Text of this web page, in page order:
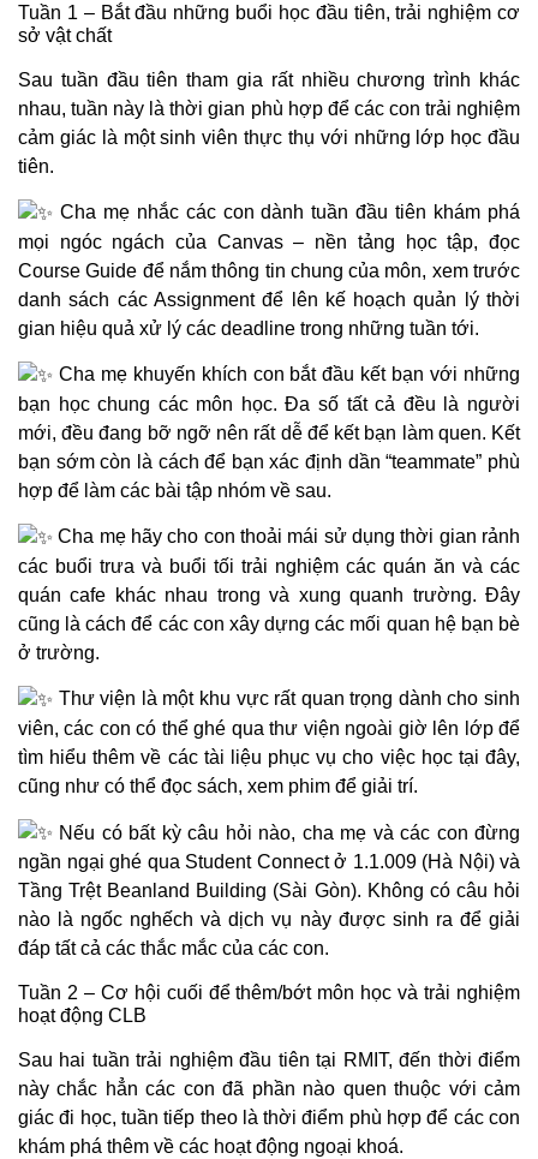
Tuần 1 – Bắt đầu những buổi học đầu tiên, trải nghiệm cơ
sở vật chất
Sau tuần đầu tiên tham gia rất nhiều chương trình khác
nhau, tuần này là thời gian phù hợp để các con trải nghiệm
cảm giác là một sinh viên thực thụ với những lớp học đầu
tiên.
Cha mẹ nhắc các con dành tuần đầu tiên khám phá
mọi ngóc ngách của Canvas – nền tảng học tập, đọc
Course Guide để nắm thông tin chung của môn, xem trước
danh sách các Assignment để lên kế hoạch quản lý thời
gian hiệu quả xử lý các deadline trong những tuần tới.
Cha mẹ khuyến khích con bắt đầu kết bạn với những
bạn học chung các môn học. Đa số tất cả đều là người
mới, đều đang bỡ ngỡ nên rất dễ để kết bạn làm quen. Kết
bạn sớm còn là cách để bạn xác định dần “teammate” phù
hợp để làm các bài tập nhóm về sau.
Cha mẹ hãy cho con thoải mái sử dụng thời gian rảnh
các buổi trưa và buổi tối trải nghiệm các quán ăn và các
quán cafe khác nhau trong và xung quanh trường. Đây
cũng là cách để các con xây dựng các mối quan hệ bạn bè
ở trường.
Thư viện là một khu vực rất quan trọng dành cho sinh
viên, các con có thể ghé qua thư viện ngoài giờ lên lớp để
tìm hiểu thêm về các tài liệu phục vụ cho việc học tại đây,
cũng như có thể đọc sách, xem phim để giải trí.
Nếu có bất kỳ câu hỏi nào, cha mẹ và các con đừng
ngần ngại ghé qua Student Connect ở 1.1.009 (Hà Nội) và
Tầng Trệt Beanland Building (Sài Gòn). Không có câu hỏi
nào là ngốc nghếch và dịch vụ này được sinh ra để giải
đáp tất cả các thắc mắc của các con.
Tuần 2 – Cơ hội cuối để thêm/bớt môn học và trải nghiệm
hoạt động CLB
Sau hai tuần trải nghiệm đầu tiên tại RMIT, đến thời điểm
này chắc hẳn các con đã phần nào quen thuộc với cảm
giác đi học, tuần tiếp theo là thời điểm phù hợp để các con
khám phá thêm về các hoạt động ngoại khoá.